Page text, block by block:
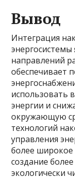
Вывод
Интеграция
направлений
обеспечивает
использовать
энергии и
окружающую
технологий
управления
более широкое
создание
экологически